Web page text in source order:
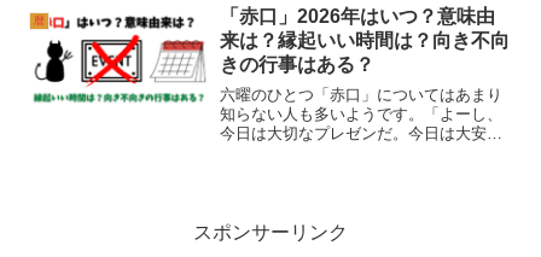
怖い動物を干支にしたのだろう…？」と
思わず疑問に感じてしまい...
暦
「赤口」2026年はいつ？意味由
来は？縁起いい時間は？向き不向
きの行事はある？
六曜のひとつ「赤口」についてはあまり
知らない人も多いようです。「よーし、
今日は大切なプレゼンだ。今日は大安か
スポンサーリンク